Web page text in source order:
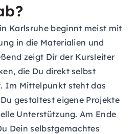
Karlsruhe beginnt meist mit
in die Materialien und
zeigt Dir der Kursleiter
die Du direkt selbst
Im Mittelpunkt steht das
gestaltest eigene Projekte
Unterstützung. Am Ende
Dein selbstgemachtes